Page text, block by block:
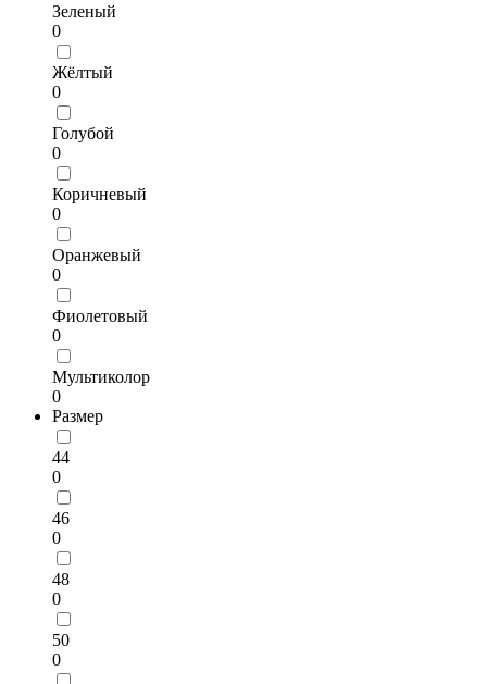
Зеленый
0
Жёлтый
0
Голубой
0
Коричневый
0
Оранжевый
0
Фиолетовый
0
Мультиколор
0
Размер
44
0
46
0
48
0
50
0